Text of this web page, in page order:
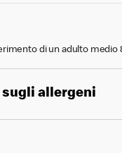
di un adulto medio
allergeni